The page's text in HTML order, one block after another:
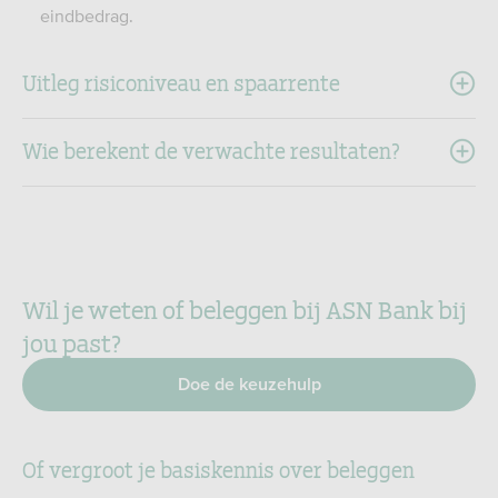
eindbedrag.
Uitleg risiconiveau en spaarrente
Wie berekent de verwachte resultaten?
Wil je weten of beleggen bij ASN Bank bij
jou past?
Doe de keuzehulp
Of vergroot je basiskennis over beleggen